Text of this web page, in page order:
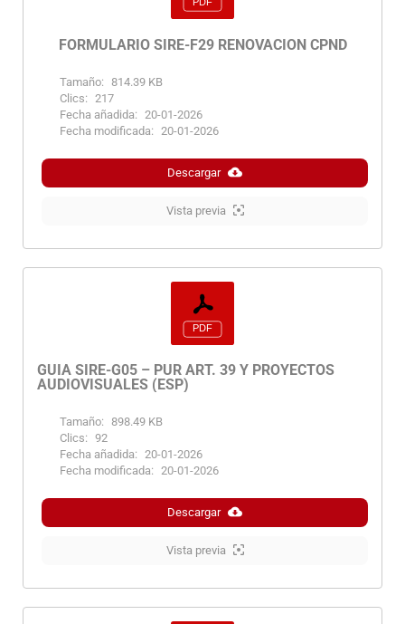
FORMULARIO SIRE-F29 RENOVACION CPND
Tamaño: 814.39 KB
Clics: 217
Fecha añadida: 20-01-2026
Fecha modificada: 20-01-2026
Descargar
Vista previa
GUIA SIRE-G05 – PUR ART. 39 Y PROYECTOS
AUDIOVISUALES (ESP)
Tamaño: 898.49 KB
Clics: 92
Fecha añadida: 20-01-2026
Fecha modificada: 20-01-2026
Descargar
Vista previa